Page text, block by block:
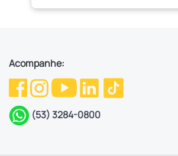
Acompanhe:
(53) 3284-0800